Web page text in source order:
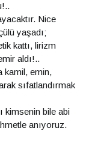
Nice
yaşadı;
kattı, lirizm
aldı!..
kamil, emin,
sıfatlandırmak
kimsenin bile abi
anıyoruz.